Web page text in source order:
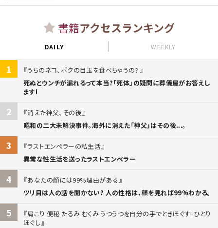
書籍アクセスランキング
DAILY WEEKLY
1
うちのネコ、ボクの目玉を食べちゃうの?
死ぬとウンチが漏れるって本当?「死体」の疑問に葬儀屋がお答えし
ます!
2
消えた神父、その後
昭和の二大未解決事件。海外に消えた「神父」はその後...。
3
ラストエンペラーの私生活
異常な性生活を送ったラストエンペラー
4
あなたの顔には99%理由がある
ツリ目は人の話を聞かない? 人の性格は、顔を見れば99%わかる。
5
肩こり 便秘 たるみ むくみ うつうつを自分の手でときほぐす! ひとり
ほぐし